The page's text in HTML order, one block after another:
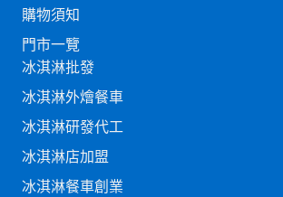
購物須知
門市一覽
冰淇淋批發
冰淇淋外燴餐車
冰淇淋研發代工
冰淇淋店加盟
冰淇淋餐車創業